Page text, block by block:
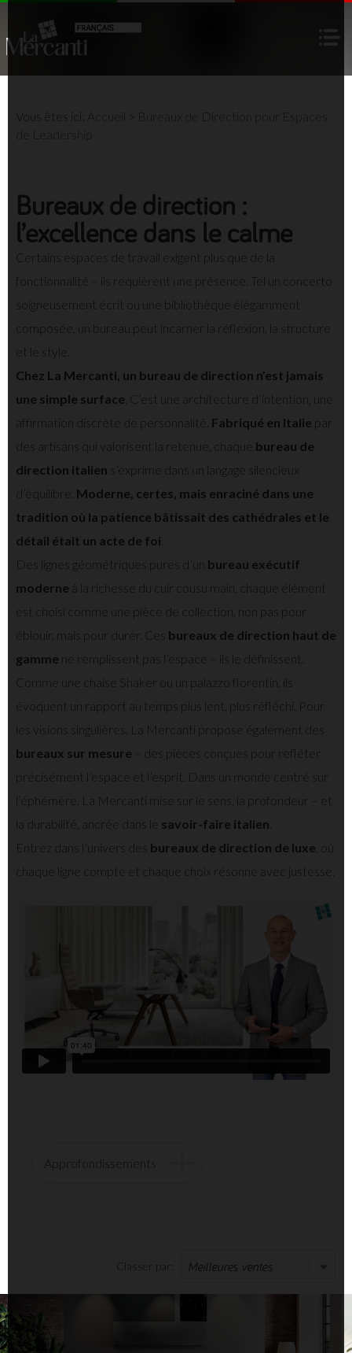
Vous êtes ici:
Bureaux de direction :
l’excellence dans le calme
Certains espaces de travail exigent plus que de la
fonctionnalité – ils requièrent une présence. Tel un concerto
soigneusement écrit ou une bibliothèque élégamment
composée, un bureau peut incarner la réflexion, la structure
et le style.
Chez La Mercanti, un bureau de direction n’est jamais
une simple surface . C’est une architecture d’intention, une
affirmation discrète de personnalité. Fabriqué en Italie par
des artisans qui valorisent la retenue, chaque bureau de
direction italien s’exprime dans un langage silencieux
d’équilibre. Moderne, certes, mais enraciné dans une
tradition où la patience bâtissait des cathédrales et le
détail était un acte de foi
Des lignes géométriques pures d’un bureau exécutif
moderne à la richesse du cuir cousu main, chaque élément
est choisi comme une pièce de collection, non pas pour
éblouir, mais pour durer. Ces bureaux de direction haut de
gamme ne remplissent pas l’espace – ils le définissent.
Comme une chaise Shaker ou un palazzo florentin, ils
évoquent un rapport au temps plus lent, plus réfléchi. Pour
les visions singulières, La Mercanti propose également des
bureaux sur mesure – des pièces conçues pour refléter
précisément l’espace et l’esprit. Dans un monde centré sur
l’éphémère, La Mercanti mise sur le sens, la profondeur – et
la durabilité, ancrée dans le savoir-faire italien
Entrez dans l’univers des bureaux de direction de luxe , où
chaque ligne compte et chaque choix résonne avec justesse.
Approfondissements
Classer par: